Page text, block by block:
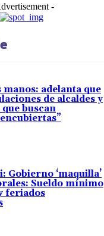
-
manos: adelanta que
de alcaldes y
buscan
Gobierno ‘maquilla’
Sueldo mínimo
feriados